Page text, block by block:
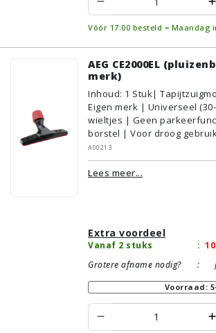
Vóór 17:00 besteld = Maandag
AEG CE2000EL
merk)
Inhoud: 1 Stuk|
Eigen merk | Universeel
wieltjes | Geen
borstel | Voor droog
| Zonder verlichting |
Zwart | Alternatief |
Tapijt/Vloerbedekking
A00213
Lees meer...
Extra voordeel
Vanaf 2 stuks :
Grotere afname nodig?
:
Voorraad: